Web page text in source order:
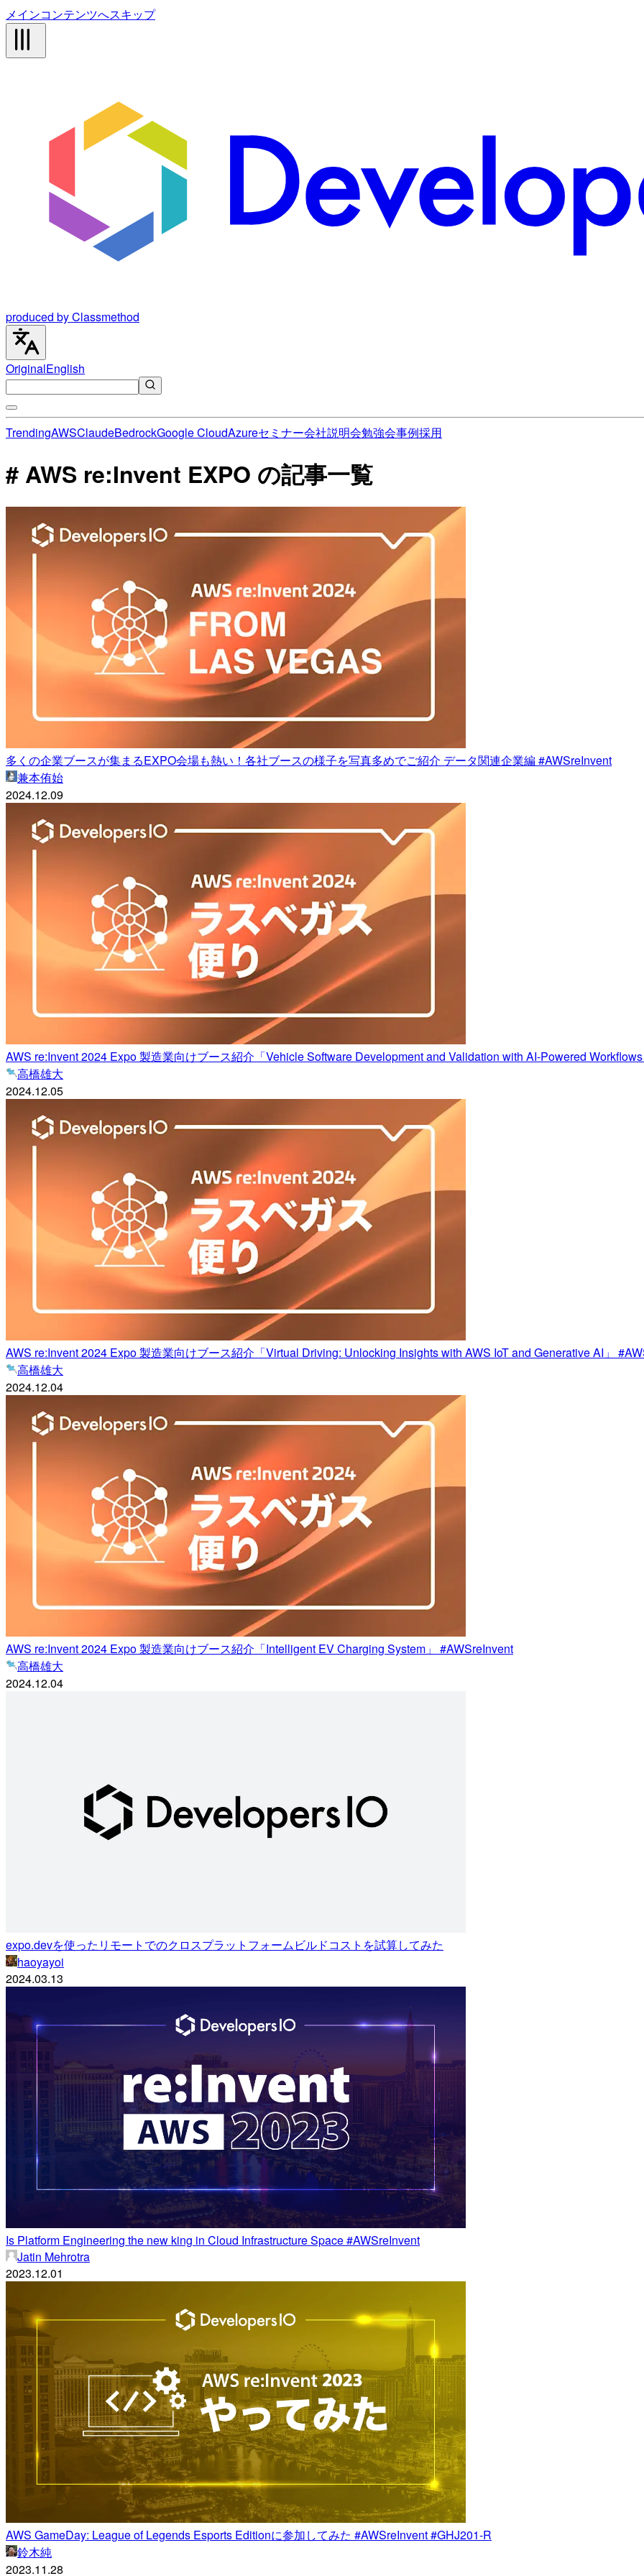
メインコンテンツへスキップ
produced by Classmethod
OriginalEnglish
TrendingAWSClaudeBedrockGoogle CloudAzureセミナー会社説明会勉強会事例採用
# AWS re:Invent EXPO の記事一覧
多くの企業ブースが集まるEXPO会場も熱い！各社ブースの様子を写真多めでご紹介 データ関連企業編 #AWSreInvent
兼本侑始
2024.12.09
AWS re:Invent 2024 Expo 製造業向けブース紹介「Vehicle Software Development and Validation with AI-Powered
高橋雄大
2024.12.05
AWS re:Invent 2024 Expo 製造業向けブース紹介「Virtual Driving: Unlocking Insights with AWS IoT and Generative AI」
高橋雄大
2024.12.04
AWS re:Invent 2024 Expo 製造業向けブース紹介「Intelligent EV Charging System」 #AWSreInvent
高橋雄大
2024.12.04
expo.devを使ったリモートでのクロスプラットフォームビルドコストを試算してみた
haoyayoi
2024.03.13
Is Platform Engineering the new king in Cloud Infrastructure Space #AWSreInvent
Jatin Mehrotra
2023.12.01
AWS GameDay: League of Legends Esports Editionに参加してみた #AWSreInvent #GHJ201-R
鈴木純
2023.11.28